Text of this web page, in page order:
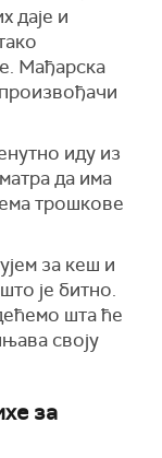
даје и
Мађарска
иду из
да има
трошкове
за кеш и
је битно.
шта ће
своју
за